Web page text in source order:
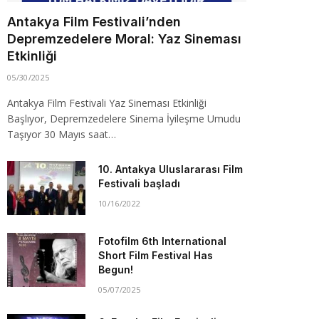
Antakya Film Festivali’nden
Depremzedelere Moral: Yaz Sineması
Etkinliği
05/30/2025
Antakya Film Festivali Yaz Sineması Etkinliği
Başlıyor, Depremzedelere Sinema İyileşme Umudu
Taşıyor 30 Mayıs saat…
10. Antakya Uluslararası Film
Festivali başladı
10/16/2022
Fotofilm 6th International
Short Film Festival Has
Begun!
05/07/2025